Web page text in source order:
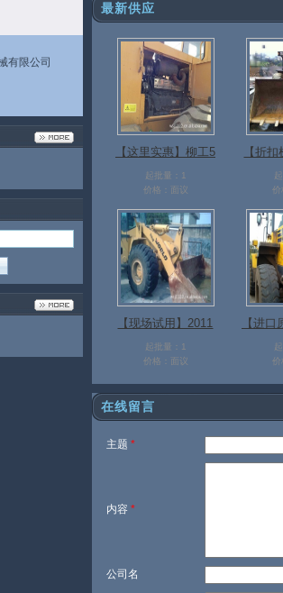
有限公司
最新供应
【这里实惠】柳工5
0C二手大型装载机
起批量：1
价格：面议
【折
0二手
价
【现场试用】2011
年5吨加长臂二手沃
起批量：1
价格：面议
【进
手
价
在线留言
主题 *
内容 *
公司名